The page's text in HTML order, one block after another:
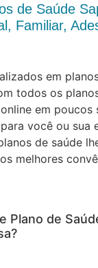
de Saúde
Familiar,
em
todos os
em poucos
você ou sua
de saúde
melhores
Plano de